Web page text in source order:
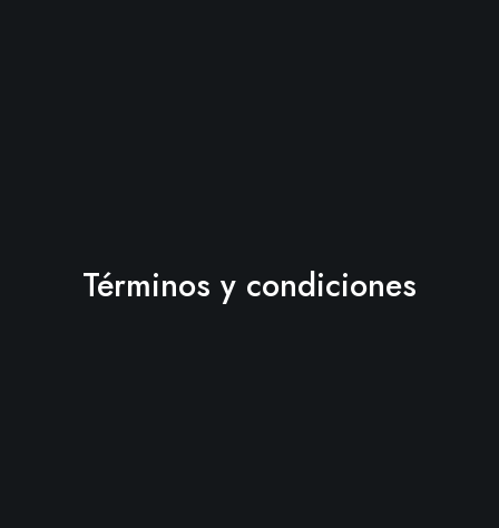
Términos y condiciones